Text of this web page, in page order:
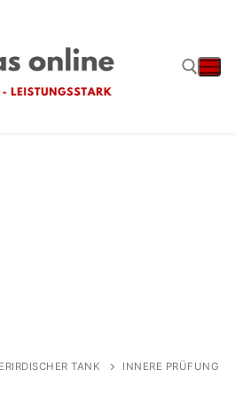
TANK
INNERE PRÜFUNG